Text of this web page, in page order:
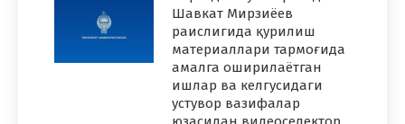
Шавкат Мирзиёев
раислигида қурилиш
материаллари тармоғида
амалга оширилаётган
ишлар ва келгусидаги
устувор вазифалар